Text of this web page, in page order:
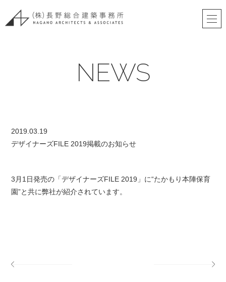
NEWS
2019.03.19
デザイナーズFILE 2019掲載のお知らせ
3月1日発売の「デザイナーズFILE 2019」に“たかもり本陣保育
園”と共に弊社が紹介されています。